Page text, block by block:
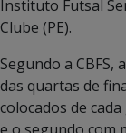
Instituto Futsal
Clube (PE).
Segundo a CBFS,
das quartas de
colocados de